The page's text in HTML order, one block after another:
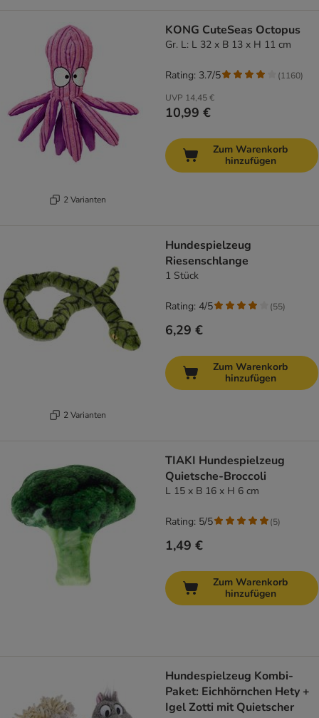
2 Varianten
KONG CuteSeas Octopus
Gr. L: L 32 x B 13 x H 11 cm
UVP 14,45 €
10,99 €
Rating: 3.7/5 (1160)
Zum Warenkorb
hinzufügen
2 Varianten
Hundespielzeug
Riesenschlange
1 Stück
6,29 €
Rating: 4/5 (55)
Zum Warenkorb
hinzufügen
TIAKI Hundespielzeug
Quietsche-Broccoli
L 15 x B 16 x H 6 cm
1,49 €
Rating: 5/5 (5)
Zum Warenkorb
hinzufügen
Hundespielzeug Kombi-
Paket: Eichhörnchen Hety +
Igel Zotti mit Quietscher